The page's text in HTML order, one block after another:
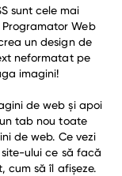
sunt cele mai
Web
un design de
neformatat pe
imagini!
de web și apoi
tab nou toate
de web. Ce vezi
site-ului ce să facă
cum să îl afișeze.